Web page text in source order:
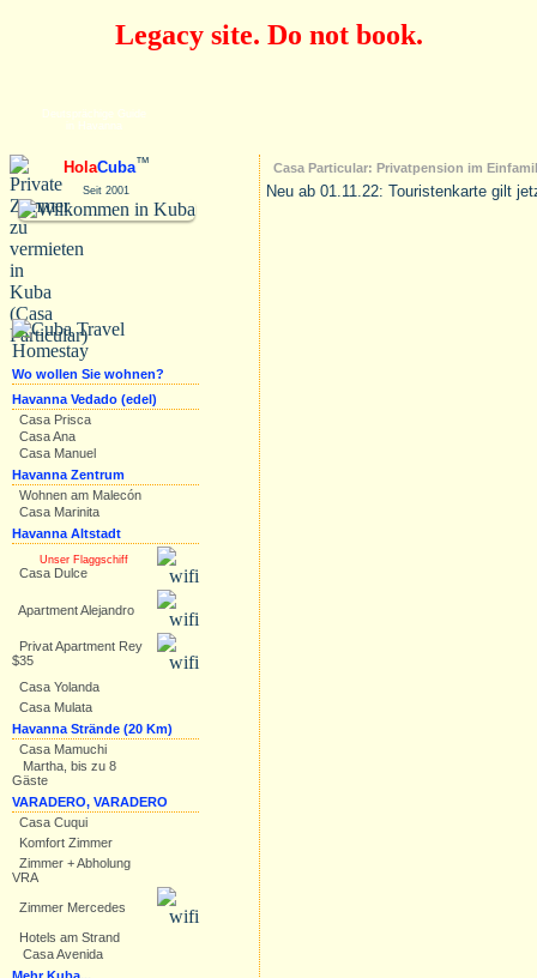
Legacy site. Do not book.
Deutsprächige Guide
in Havanna
HolaCuba™
Seit 2001
Wo wollen Sie wohnen?
Havanna Vedado (edel)
Casa Prisca
Casa Ana
Casa Manuel
Havanna Zentrum
Wohnen am Malecón
Casa Marinita
Havanna Altstadt
Unser Flaggschiff
Casa Dulce
Apartment Alejandro
Privat Apartment Rey
$35
Casa Yolanda
Casa Mulata
Havanna Strände (20 Km)
Casa Mamuchi
Martha, bis zu 8
Gäste
VARADERO, VARADERO
Casa Cuqui
Komfort Zimmer
Zimmer + Abholung
VRA
Zimmer Mercedes
Hotels am Strand
Casa Avenida
Casa Particular: Privatpension im
Neu ab 01.11.22: Touristenkarte gilt